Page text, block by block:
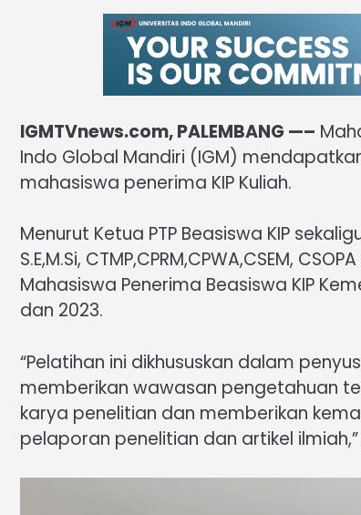
IGMTVnews.com, PALEMBANG —–
Indo Global Mandiri (IGM)
mahasiswa penerima KIP Kuliah.
Menurut Ketua PTP Beasiswa KIP
S.E,M.Si, CTMP,CPRM,CPWA,CSEM,
Mahasiswa Penerima Beasiswa KIP
dan 2023.
“Pelatihan ini dikhususkan dalam
memberikan wawasan pengetahuan
karya penelitian dan memberikan
pelaporan penelitian dan artikel